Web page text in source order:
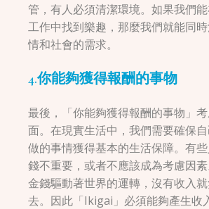
管，有人必須清潔環境。如果我們
工作中找到樂趣，那麼我們就能同
情和社會的需求。
4.你能夠獲得報酬的事物
最後，「你能夠獲得報酬的事物」
面。在現實生活中，我們需要確保
做的事情獲得基本的生活保障。有
錢不重要，或者不應該成為考慮因素
金錢驅動著世界的運轉，沒有收入
去。因此「Ikigai」必須能夠產生收